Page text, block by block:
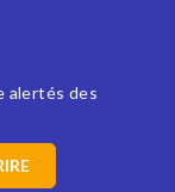
alertés des